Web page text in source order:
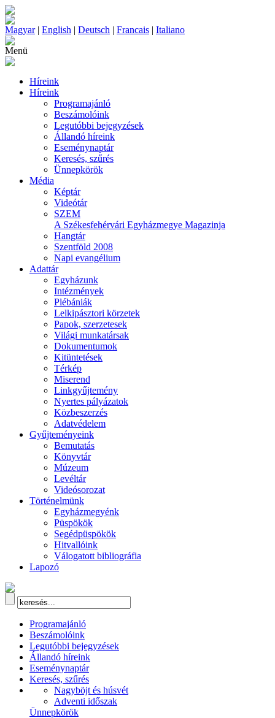
Magyar| English | Deutsch | Francais | Italiano
Menü
Híreink
Híreink
Programajánló
Beszámolóink
Legutóbbi bejegyzések
Állandó híreink
Eseménynaptár
Keresés, szűrés
Ünnepkörök
Média
Képtár
Videótár
SZEM
A Székesfehérvári Egyházmegye Magazinja
Hangtár
Szentföld 2008
Napi evangélium
Adattár
Egyházunk
Intézmények
Plébániák
Lelkipásztori körzetek
Papok, szerzetesek
Világi munkatársak
Dokumentumok
Kitüntetések
Térkép
Miserend
Linkgyűjtemény
Nyertes pályázatok
Közbeszerzés
Adatvédelem
Gyűjteményeink
Bemutatás
Könyvtár
Múzeum
Levéltár
Videósorozat
Történelmünk
Egyházmegyénk
Püspökök
Segédpüspökök
Hitvallóink
Válogatott bibliográfia
Lapozó
Programajánló
Beszámolóink
Legutóbbi bejegyzések
Állandó híreink
Eseménynaptár
Keresés, szűrés
Nagyböjt és húsvét
Adventi időszak
Ünnepkörök